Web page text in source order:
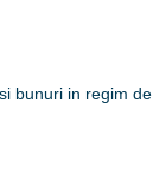
bunuri in regim de